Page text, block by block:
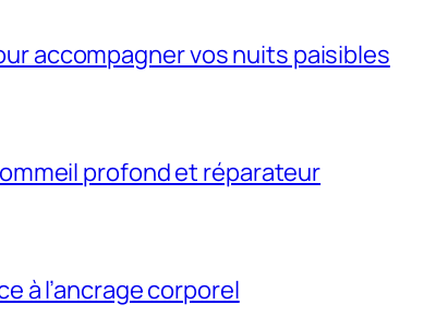
accompagner vos nuits paisibles
profond et réparateur
à l’ancrage corporel